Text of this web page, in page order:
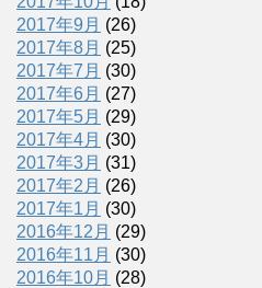
2017年9月 (26)
2017年8月 (25)
2017年7月 (30)
2017年6月 (27)
2017年5月 (29)
2017年4月 (30)
2017年3月 (31)
2017年2月 (26)
2017年1月 (30)
2016年12月 (29)
2016年11月 (30)
2016年10月 (28)